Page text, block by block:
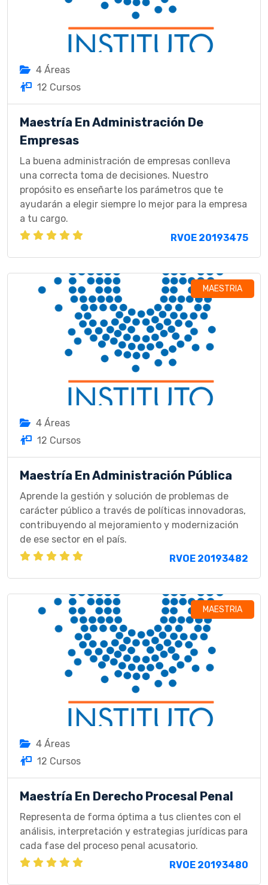
4 Áreas
12 Cursos
Maestría En Administración De
Empresas
La buena administración de empresas conlleva
una correcta toma de decisiones. Nuestro
propósito es enseñarte los parámetros que te
ayudarán a elegir siempre lo mejor para la empresa
a tu cargo.
RVOE 20193475
MAESTRIA
4 Áreas
12 Cursos
Maestría En Administración Pública
Aprende la gestión y solución de problemas de
carácter público a través de políticas innovadoras,
contribuyendo al mejoramiento y modernización
de ese sector en el país.
RVOE 20193482
MAESTRIA
4 Áreas
12 Cursos
Maestría En Derecho Procesal Penal
Representa de forma óptima a tus clientes con el
análisis, interpretación y estrategias jurídicas para
cada fase del proceso penal acusatorio.
RVOE 20193480